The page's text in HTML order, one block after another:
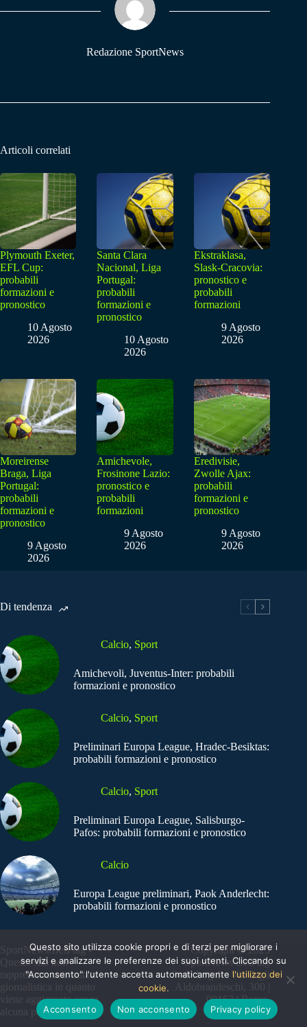
pp m
Redazione SportNews
Articoli correlati
Plymouth Exeter,
EFL Cup:
probabili
formazioni e
pronostico
10 Agosto
2026
Santa Clara
Nacional, Liga
Portugal:
probabili
formazioni e
pronostico
10 Agosto
2026
Ekstraklasa,
Slask-Cracovia:
pronostico e
probabili
formazioni
9 Agosto
2026
Moreirense
Braga, Liga
Portugal:
probabili
formazioni e
pronostico
9 Agosto
2026
Amichevole,
Frosinone Lazio:
pronostico e
probabili
formazioni
9 Agosto
2026
Eredivisie,
Zwolle Ajax:
probabili
formazioni e
pronostico
9 Agosto
2026
Di tendenza
Calcio, Sport
Amichevoli, Juventus-Inter: probabili
formazioni e pronostico
Calcio, Sport
Preliminari Europa League, Hradec-Besiktas:
probabili formazioni e pronostico
Calcio, Sport
Preliminari Europa League, Salisburgo-
Pafos: probabili formazioni e pronostico
Calcio
Europa League preliminari, Paok Anderlecht:
probabili formazioni e pronostico
SportNews.BetFlag -
Questo sito non
rappresenta una testata
giornalistica in quanto
viene aggiornato senza
alcuna periodicità
Copyright © 2025
SportNews BetFlag
Sede Legale: Via degli
Aldobrandeschi, 300 |
00163 | Roma
Questo sito utilizza cookie propri e di terzi per migliorare i
servizi e analizzare le preferenze dei suoi utenti. Cliccando su
"Acconsento" l'utente accetta automaticamente l'utilizzo dei
cookie.
Acconsento
Non acconsento Privacy policy